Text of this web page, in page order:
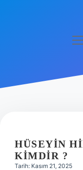
Hakkımızda
HÜSEYIN
KIMDIR ?
Tarih: Kasım 21, 2025